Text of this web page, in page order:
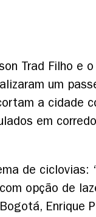
Trad Filho e
um
a cidade
em
de ciclovias:
opção de
Enrique